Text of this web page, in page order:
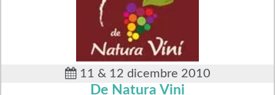
11 & 12 dicembre 2010
De Natura Vini